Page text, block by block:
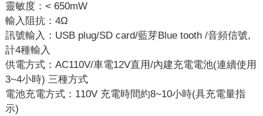
靈敏度：< 650mW
輸入阻抗：4Ω
訊號輸入：USB plug/SD card/藍芽Blue tooth /音頻信號,
計4種輸入
供電方式：AC110V/車電12V直用/內建充電電池(連續使用
3~4小時) 三種方式
電池充電方式：110V 充電時間約8~10小時(具充電量指
示)